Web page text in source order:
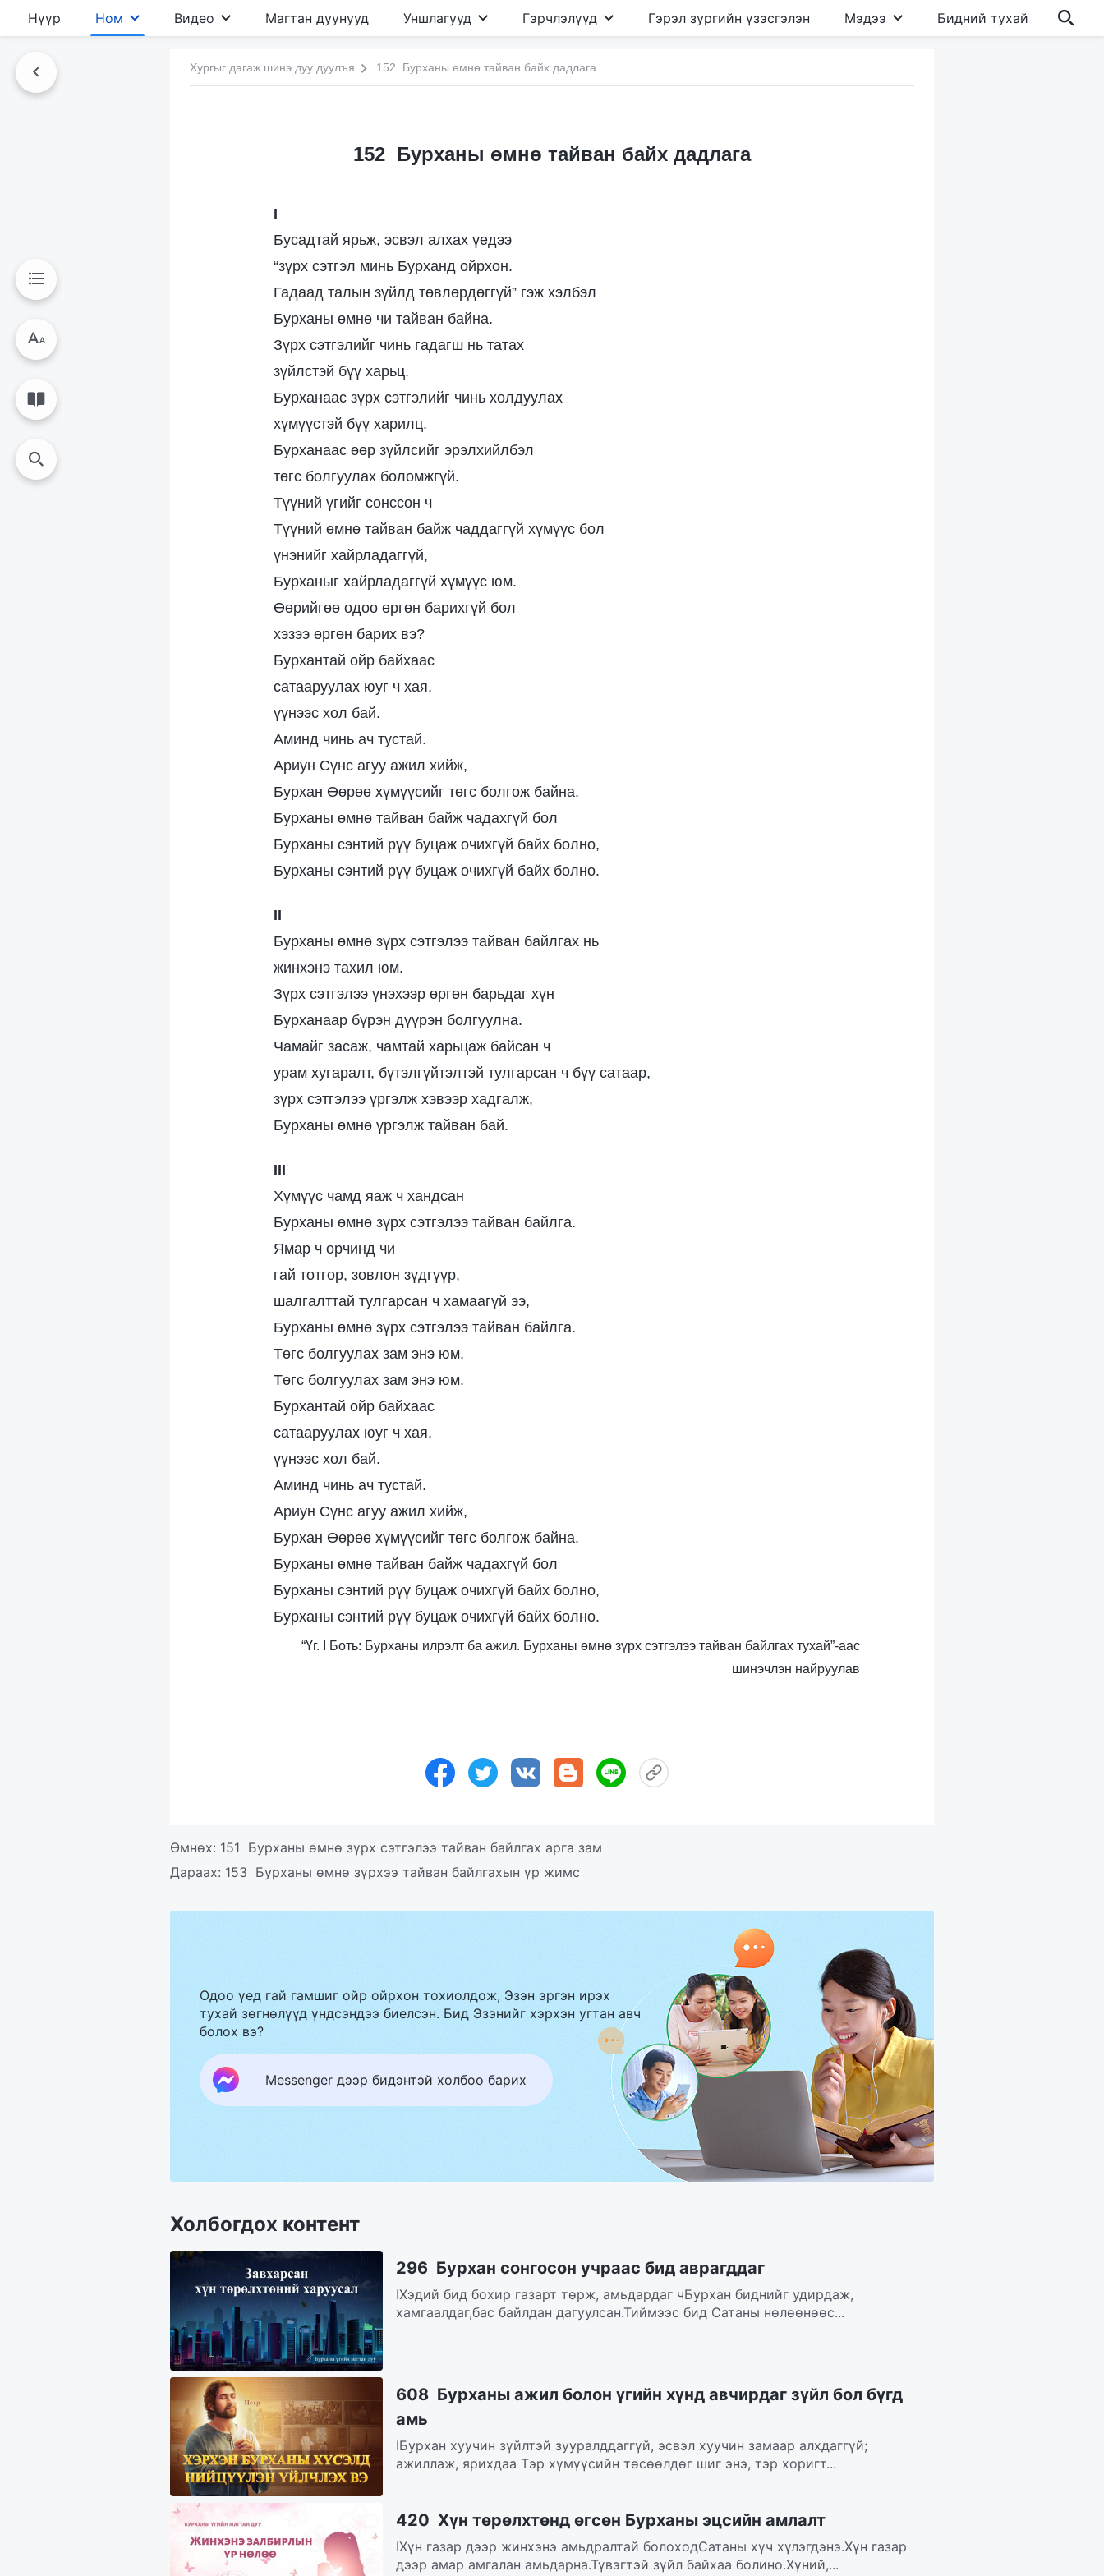
Нүүр Ном Видео Магтан дуунууд Уншлагууд Гэрчлэлүүд Гэрэл зургийн үзэсгэлэн Мэдээ Бидний тухай
Хургыг дагаж шинэ дуу дуулъя 152 Бурханы өмнө тайван байх дадлага
152 Бурханы өмнө тайван байх дадлага
I
Бусадтай ярьж, эсвэл алхах үедээ
“зүрх сэтгэл минь Бурханд ойрхон.
Гадаад талын зүйлд төвлөрдөггүй” гэж хэлбэл
Бурханы өмнө чи тайван байна.
Зүрх сэтгэлийг чинь гадагш нь татах
зүйлстэй бүү харьц.
Бурханаас зүрх сэтгэлийг чинь холдуулах
хүмүүстэй бүү харилц.
Бурханаас өөр зүйлсийг эрэлхийлбэл
төгс болгуулах боломжгүй.
Түүний үгийг сонссон ч
Түүний өмнө тайван байж чаддаггүй хүмүүс бол
үнэнийг хайрладаггүй,
Бурханыг хайрладаггүй хүмүүс юм.
Өөрийгөө одоо өргөн барихгүй бол
хэзээ өргөн барих вэ?
Бурхантай ойр байхаас
сатааруулах юуг ч хая,
үүнээс хол бай.
Аминд чинь ач тустай.
Ариун Сүнс агуу ажил хийж,
Бурхан Өөрөө хүмүүсийг төгс болгож байна.
Бурханы өмнө тайван байж чадахгүй бол
Бурханы сэнтий рүү буцаж очихгүй байх болно,
Бурханы сэнтий рүү буцаж очихгүй байх болно.
II
Бурханы өмнө зүрх сэтгэлээ тайван байлгах нь
жинхэнэ тахил юм.
Зүрх сэтгэлээ үнэхээр өргөн барьдаг хүн
Бурханаар бүрэн дүүрэн болгуулна.
Чамайг засаж, чамтай харьцаж байсан ч
урам хугаралт, бүтэлгүйтэлтэй тулгарсан ч бүү сатаар,
зүрх сэтгэлээ үргэлж хэвээр хадгалж,
Бурханы өмнө үргэлж тайван бай.
III
Хүмүүс чамд яаж ч хандсан
Бурханы өмнө зүрх сэтгэлээ тайван байлга.
Ямар ч орчинд чи
гай тотгор, зовлон зүдгүүр,
шалгалттай тулгарсан ч хамаагүй ээ,
Бурханы өмнө зүрх сэтгэлээ тайван байлга.
Төгс болгуулах зам энэ юм.
Төгс болгуулах зам энэ юм.
Бурхантай ойр байхаас
сатааруулах юуг ч хая,
үүнээс хол бай.
Аминд чинь ач тустай.
Ариун Сүнс агуу ажил хийж,
Бурхан Өөрөө хүмүүсийг төгс болгож байна.
Бурханы өмнө тайван байж чадахгүй бол
Бурханы сэнтий рүү буцаж очихгүй байх болно,
Бурханы сэнтий рүү буцаж очихгүй байх болно.
“Үг. I Боть: Бурханы илрэлт ба ажил. Бурханы өмнө зүрх сэтгэлээ тайван байлгах тухай”-аас
шинэчлэн найруулав
Өмнөх: 151 Бурханы өмнө зүрх сэтгэлээ тайван байлгах арга зам
Дараах: 153 Бурханы өмнө зүрхээ тайван байлгахын үр жимс
Одоо үед гай гамшиг ойр ойрхон тохиолдож, Эзэн эргэн ирэх
тухай зөгнөлүүд үндсэндээ биелсэн. Бид Эзэнийг хэрхэн угтан авч
болох вэ?
Messenger дээр бидэнтэй холбоо барих
Холбогдох контент
296 Бурхан сонгосон учраас бид аврагддаг
IХэдий бид бохир газарт төрж, амьдардаг чБурхан биднийг удирдаж,
хамгаалдаг,бас байлдан дагуулсан.Тиймээс бид Сатаны нөлөөнөөс...
608 Бурханы ажил болон үгийн хүнд авчирдаг зүйл бол бүгд
амь
IБурхан хуучин зүйлтэй зууралддаггүй, эсвэл хуучин замаар алхдаггүй;
ажиллаж, ярихдаа Тэр хүмүүсийн төсөөлдөг шиг энэ, тэр хоригт...
420 Хүн төрөлхтөнд өгсөн Бурханы эцсийн амлалт
IХүн газар дээр жинхэнэ амьдралтай болоходСатаны хүч хүлэгдэнэ.Хүн газар
дээр амар амгалан амьдарна.Түвэгтэй зүйл байхаа болино.Хүний,...